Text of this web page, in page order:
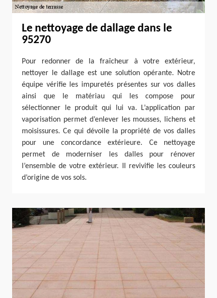
Le nettoyage de dallage dans le
95270
Pour redonner de la fraîcheur à votre extérieur,
nettoyer le dallage est une solution opérante. Notre
équipe vérifie les impuretés présentes sur vos dalles
ainsi que le matériau qui les compose pour
sélectionner le produit qui lui va. L’application par
vaporisation permet d’enlever les mousses, lichens et
moisissures. Ce qui dévoile la propriété de vos dalles
pour une concordance extérieure. Ce nettoyage
permet de moderniser les dalles pour rénover
l’ensemble de votre extérieur. Il revivifie les couleurs
d’origine de vos sols.